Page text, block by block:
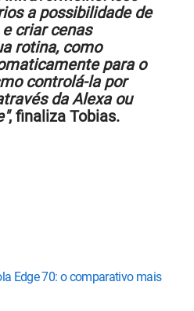
a possibilidade de
criar cenas
rotina, como
para o
controlá-la por
da Alexa ou
, finaliza Tobias.
Edge 70: o comparativo mais